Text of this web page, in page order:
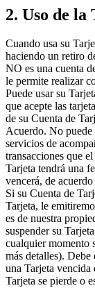
2. Uso de la
Cuando usa su
haciendo un retiro
NO es una cuenta
le permite realizar
Puede usar su
que acepte las
de su Cuenta de
Acuerdo. No puede
servicios de
transacciones que
Tarjeta tendrá una
vencerá, de
Si su Cuenta de
Tarjeta, le
es de nuestra
suspender su
cualquier momento
más detalles). Debe
una Tarjeta
Tarjeta se pierde o